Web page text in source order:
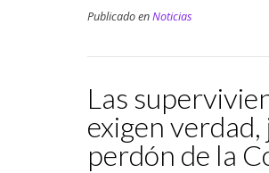
Publicado enNoticias
Las
exigen
perdón de la